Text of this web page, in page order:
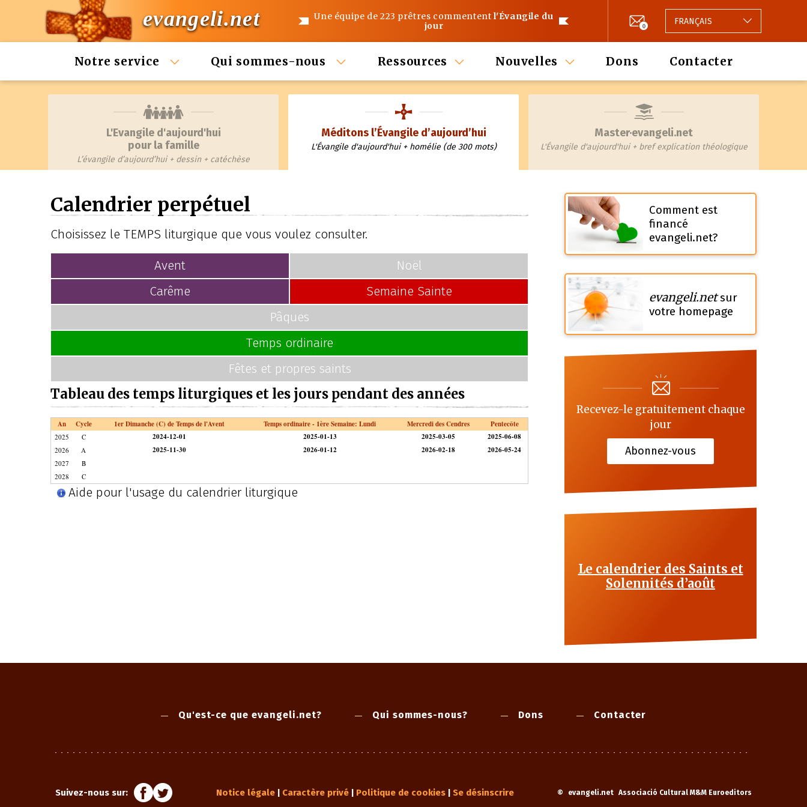
evangeli.net Une équipe de 223 prêtres commententl'Évangile du
jour
0 FRANÇAIS
Notre service Qui sommes-nous Ressources Nouvelles Dons Contacter
L'Evangile d'aujourd'hui
pour la famille
L’évangile d’aujourd’hui + dessin + catéchèse
Méditons l’Évangile d’aujourd’hui
L'Évangile d'aujourd'hui + homélie (de 300 mots)
Master·evangeli.net
L'Évangile d'aujourd'hui + bref explication théologique
Calendrier perpétuel
Choisissez le TEMPS liturgique que vous voulez consulter.
Avent
Noël
Carême
Semaine Sainte
Pâques
Temps ordinaire
Fêtes et propres saints
Tableau des temps liturgiques et les jours pendant des années
An Cycle 1er Dimanche (C) de Temps de l'Avent Temps ordinaire - 1ère Semaine: Lundi Mercredi des Cendres Pentecôte
2025 C 2024-12-01 2025-01-13 2025-03-05 2025-06-08
2026 A 2025-11-30 2026-01-12 2026-02-18 2026-05-24
2027
B
2028
C
Aide pour l'usage du calendrier liturgique
Comment est
financé
evangeli.net?
evangeli.netsur
votre homepage
Recevez-le gratuitement chaque
jour
Abonnez-vous
Le calendrier des Saints et
Solennités d’août
Qu'est-ce que evangeli.net? Qui sommes-nous? Dons Contacter
Suivez-nous sur: © evangeli.net Associació Cultural M&M Euroeditors
Notice légale| Caractère privé| Politique de cookies| Se désinscrire